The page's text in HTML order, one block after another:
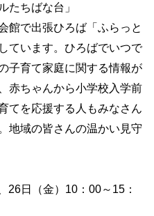
たちばな台」
館で出張ひろば「ふらっと
ています。ひろばでいつで
子育て家庭に関する情報が
赤ちゃんから小学校入学前
てを応援する人もみなさん
地域の皆さんの温かい見守
26日（金）10：00～15：